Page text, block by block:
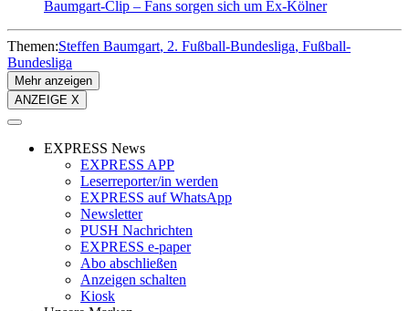
Baumgart-Clip – Fans sorgen sich um Ex-Kölner
Themen:Steffen Baumgart 2. Fußball-Bundesliga Fußball-
Bundesliga
Mehr anzeigen
ANZEIGE X
EXPRESS News
EXPRESS APP
Leserreporter/in werden
EXPRESS auf WhatsApp
Newsletter
PUSH Nachrichten
EXPRESS e-paper
Abo abschließen
Anzeigen schalten
Kiosk